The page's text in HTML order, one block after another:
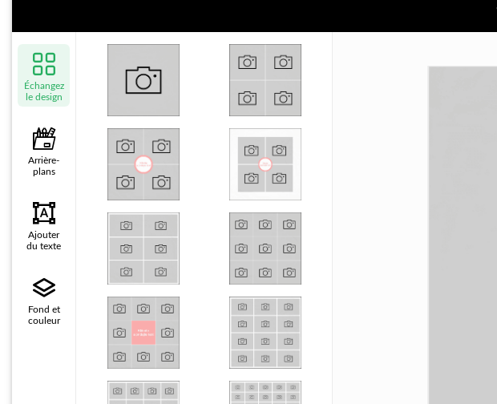
Échangez
le design
Arrière-
plans
Ajouter
du texte
Fond et
couleur